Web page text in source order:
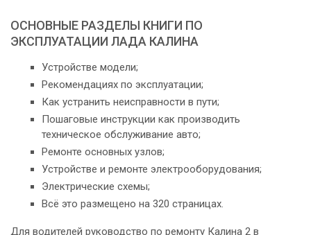
ОСНОВНЫЕ РАЗДЕЛЫ КНИГИ ПО
ЭКСПЛУАТАЦИИ ЛАДА КАЛИНА
Устройстве модели;
Рекомендациях по эксплуатации;
Как устранить неисправности в пути;
Пошаговые инструкции как производить
техническое обслуживание авто;
Ремонте основных узлов;
Устройстве и ремонте электрооборудования;
Электрические схемы;
Всё это размещено на 320 страницах.
Для водителей руководство по ремонту Калина 2 в